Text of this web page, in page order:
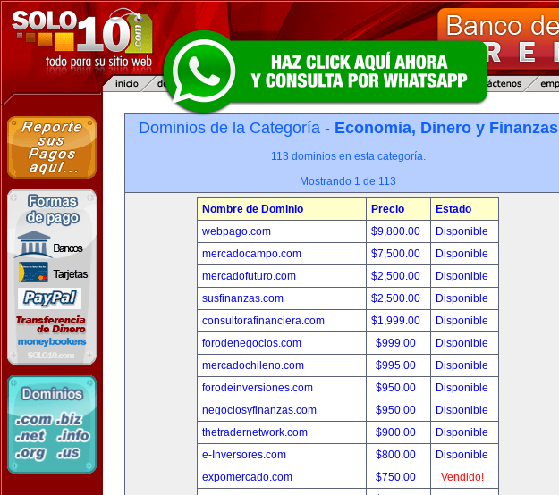
Dominios de la Categoría - Economia, Dinero y Finanzas
113 dominios en esta categoría.
Mostrando 1 de 113
Nombre de Dominio Precio
Estado
webpago.com
$9,800.00
Disponible
mercadocampo.com
$7,500.00
Disponible
mercadofuturo.com
$2,500.00
Disponible
susfinanzas.com
$2,500.00
Disponible
consultorafinanciera.com
$1,999.00
Disponible
forodenegocios.com
$999.00
Disponible
mercadochileno.com
$995.00
Disponible
forodeinversiones.com
$950.00
Disponible
negociosyfinanzas.com
$950.00
Disponible
thetradernetwork.com
$900.00
Disponible
e-Inversores.com
$800.00
Disponible
expomercado.com
$750.00
Vendido!